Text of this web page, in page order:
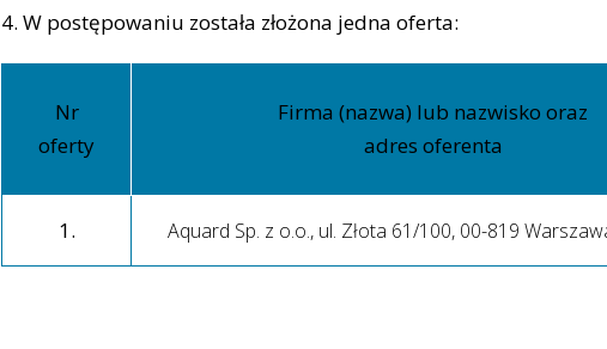
4. W postępowaniu została złożona jedna oferta:
Nr
oferty
Firma (nazwa) lub nazwisko oraz
adres oferenta
1. Aquard Sp. z o.o., ul. Złota 61/100, 00-819